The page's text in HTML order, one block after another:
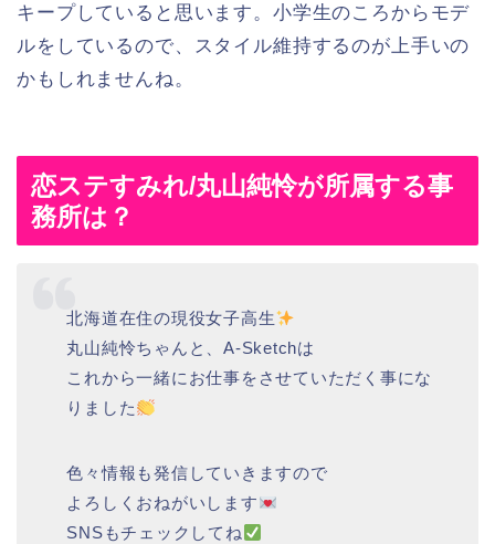
キープしていると思います。小学生のころからモデ
ルをしているので、スタイル維持するのが上手いの
かもしれませんね。
恋ステすみれ/丸山純怜が所属する事
務所は？
北海道在住の現役女子高生
丸山純怜ちゃんと、A-Sketchは
これから一緒にお仕事をさせていただく事にな
りました
色々情報も発信していきますので
よろしくおねがいします
SNSもチェックしてね